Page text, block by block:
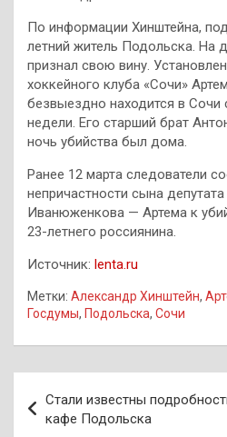
По информации Хинштейна,
летний житель Подольска. На
признал свою вину.
хоккейного клуба «Сочи»
безвыездно находится в Сочи
недели. Его старший брат
ночь убийства был дома.
Ранее 12 марта следователи
непричастности сына
Иванюженкова — Артема к
23-летнего россиянина.
Источник: lenta.ru
Метки: Александр Хинштейн,
Госдумы, Подольска, Сочи
по
Стали известны
кафе Подольска